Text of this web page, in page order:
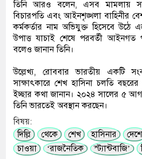
তিনি আরও বলেন, এসব মামলায়
বিচারপতি এবং আইনশৃঙ্খলা বাহিনীর
কর্মকর্তার নাম অভিযুক্ত হিসেবে উঠে
উপাত্ত যাচাই শেষে পরবর্তী আইনগত
বলেও জানান তিনি।
উল্লেখ্য, রোববার ভারতীয় একটি
সাক্ষাৎকারে শেখ হাসিনা চলতি
ইচ্ছার কথা জানান। ২০২৪ সালের ৫
তিনি ভারতেই অবস্থান করছেন।
বিষয়:
দিল্লি
থেকে শেখ হাসিনার দেশে
চাওয়া
‘রাজনৈতিক স্ট্যান্টবাজি’